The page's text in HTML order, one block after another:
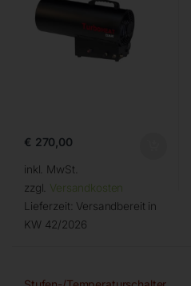
€ 270,00
inkl. MwSt.
zzgl. Versandkosten
Lieferzeit: Versandbereit in
KW 42/2026